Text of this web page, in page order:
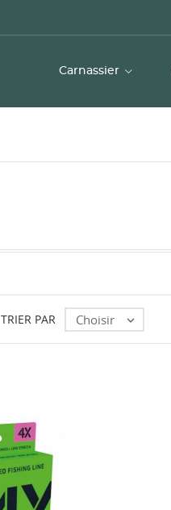
Carnassier
TRIER PAR Choisir 